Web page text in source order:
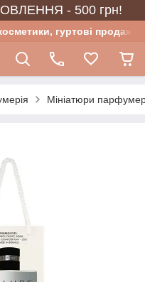
- 500 грн!
гуртові продажі
Мініатюри